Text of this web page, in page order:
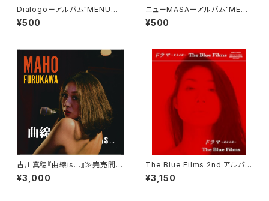
Dialogoーアルバム"MENUよ
りシングルカット版
¥500
ニューMASAーアルバム"MEN
Uよりシングルカット版
¥500
古川真穂『曲線is...』≫完売間
近!!≪
¥3,000
The Blue Films 2nd アルバム
『ドラマ～歌女之歌～』
¥3,150